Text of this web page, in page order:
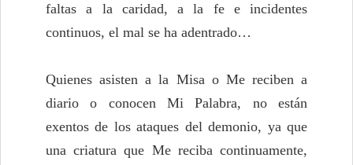
faltas a la caridad, a la fe e incidentes
continuos, el mal se ha adentrado…
Quienes asisten a la Misa o Me reciben a
diario o conocen Mi Palabra, no están
exentos de los ataques del demonio, ya que
una criatura que Me reciba continuamente,